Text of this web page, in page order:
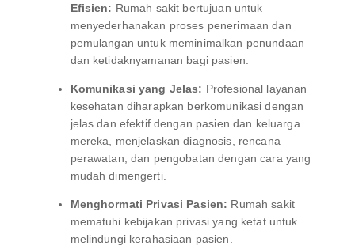
Efisien: Rumah sakit bertujuan untuk
menyederhanakan proses penerimaan dan
pemulangan untuk meminimalkan penundaan
dan ketidaknyamanan bagi pasien.
Komunikasi yang Jelas: Profesional layanan
kesehatan diharapkan berkomunikasi dengan
jelas dan efektif dengan pasien dan keluarga
mereka, menjelaskan diagnosis, rencana
perawatan, dan pengobatan dengan cara yang
mudah dimengerti.
Menghormati Privasi Pasien: Rumah sakit
mematuhi kebijakan privasi yang ketat untuk
melindungi kerahasiaan pasien.